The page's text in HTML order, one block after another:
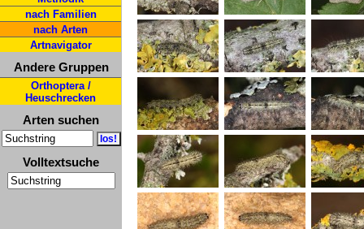
nach Familien
nach Arten
Artnavigator
Andere Gruppen
Orthoptera /
Heuschrecken
Arten suchen
Volltextsuche